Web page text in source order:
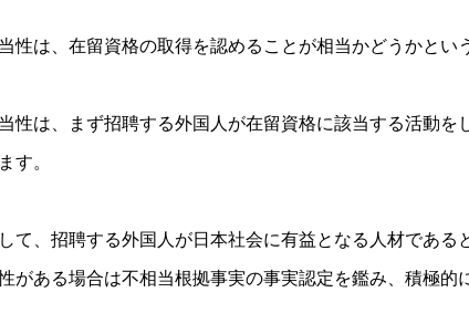
性は、在留資格の取得を認めることが相当かどうかとい
性は、まず招聘する外国人が在留資格に該当する活動
す。
て、招聘する外国人が日本社会に有益となる人材であ
がある場合は不相当根拠事実の事実認定を鑑み、積極的